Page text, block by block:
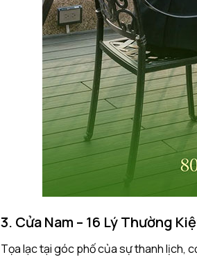
3. Cửa Nam – 16 Lý Thường
Tọa lạc tại góc phố của sự thanh lịch,